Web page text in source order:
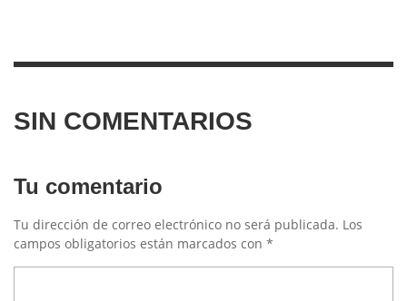
SIN COMENTARIOS
Tu comentario
Tu dirección de correo electrónico no será publicada. Los
campos obligatorios están marcados con *